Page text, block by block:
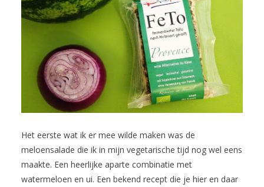
Het eerste wat ik er mee wilde maken was de
meloensalade die ik in mijn vegetarische tijd nog wel eens
maakte. Een heerlijke aparte combinatie met
watermeloen en ui. Een bekend recept die je hier en daar